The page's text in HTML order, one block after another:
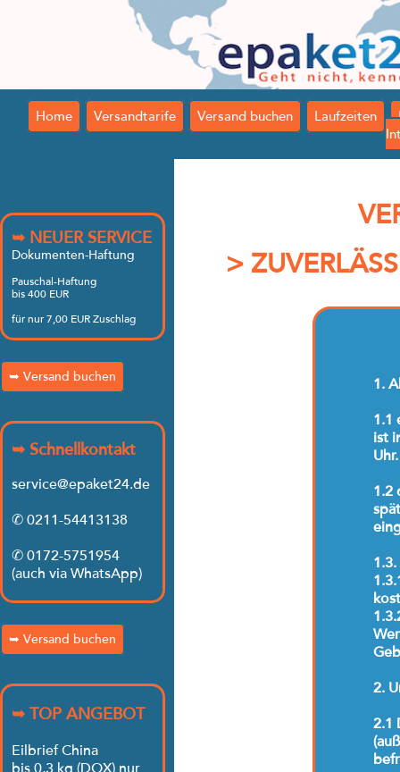
Home Versandtarife Versand buchen Laufzeiten
➥ NEUER SERVICE
Dokumenten-Haftung
Pauschal-Haftung
bis 400 EUR
für nur 7,00 EUR Zuschlag
➥ Versand buchen
➥ Schnellkontakt
service@epaket24.de
✆ 0211-54413138
✆ 0172-5751954
(auch via WhatsApp)
➥ Versand buchen
➥ TOP ANGEBOT
Eilbrief China
bis 0,3 kg (DOX) nur
>
1.
1.1
ist
Uhr.
1.2
2.
2.1